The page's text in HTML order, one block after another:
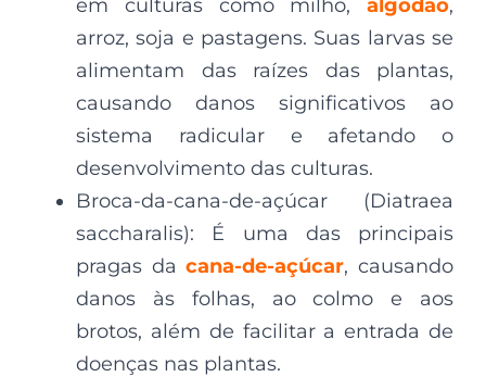
em culturas como milho, algodão,
arroz, soja e pastagens. Suas larvas se
alimentam das raízes das plantas,
causando danos significativos ao
sistema radicular e afetando o
desenvolvimento das culturas.
Broca-da-cana-de-açúcar (Diatraea
saccharalis): É uma das principais
pragas dacana-de-açúcar, causando
danos às folhas, ao colmo e aos
brotos, além de facilitar a entrada de
doenças nas plantas.